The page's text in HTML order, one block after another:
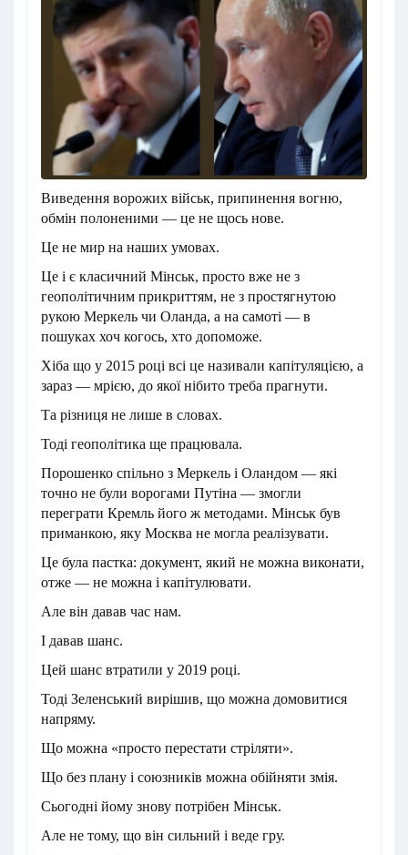
Виведення ворожих військ, припинення вогню,
обмін полоненими — це не щось нове.
Це не мир на наших умовах.
Це і є класичний Мінськ, просто вже не з
геополітичним прикриттям, не з простягнутою
рукою Меркель чи Оланда, а на самоті — в
пошуках хоч когось, хто допоможе.
Хіба що у 2015 році всі це називали капітуляцією, а
зараз — мрією, до якої нібито треба прагнути.
Та різниця не лише в словах.
Тоді геополітика ще працювала.
Порошенко спільно з Меркель і Оландом — які
точно не були ворогами Путіна — змогли
переграти Кремль його ж методами. Мінськ був
приманкою, яку Москва не могла реалізувати.
Це була пастка: документ, який не можна виконати,
отже — не можна і капітулювати.
Але він давав час нам.
І давав шанс.
Цей шанс втратили у 2019 році.
Тоді Зеленський вирішив, що можна домовитися
напряму.
Що можна «просто перестати стріляти».
Що без плану і союзників можна обійняти змія.
Сьогодні йому знову потрібен Мінськ.
Але не тому, що він сильний і веде гру.